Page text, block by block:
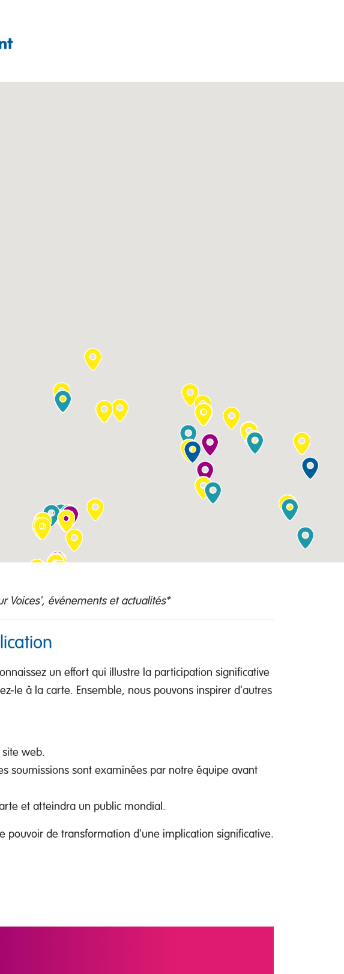
Voices', événements et actualités*
un effort qui illustre la participation significative
le à la carte. Ensemble, nous pouvons inspirer d'autres
web.
soumissions sont examinées par notre équipe avant
et atteindra un public mondial.
pouvoir de transformation d'une implication significative.